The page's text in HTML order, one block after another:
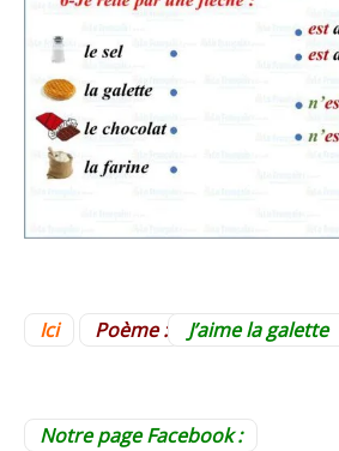
Ici Poème : J’aime la galette
Notre page Facebook :